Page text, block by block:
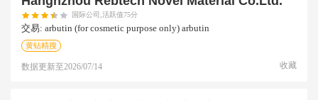
国际公司,活跃值75分
交易: arbutin (for cosmetic purpose only) arbutin
黄钻精搜
数据更新至2026/07/14 收藏